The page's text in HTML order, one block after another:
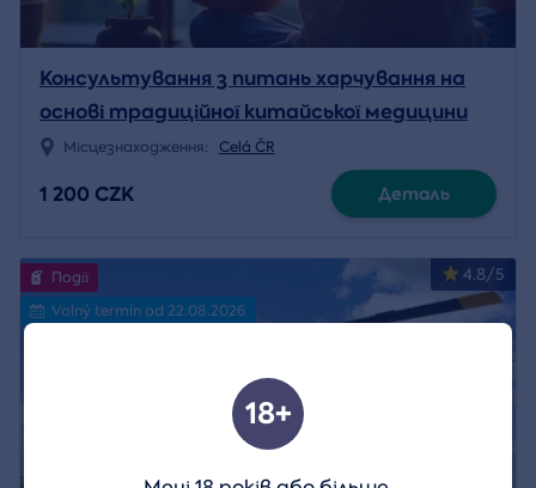
Консультування з питань харчування на
основі традиційної китайської медицини
Місцезнаходження: Celá ČR
1 200 CZK Деталь
4.8/5
Події
Volný termín od 22.08.2026
18+